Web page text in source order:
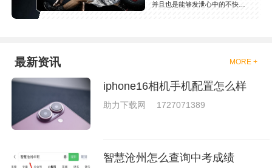
并且也是能够发泄心中的不快
够去进行体验的，我们也是能够
就是收集了一些有意思的拳击游
最新资讯 MORE +
iphone16相机手机配置怎么样
助力下载网 1727071389
智慧沧州怎么查询中考成绩